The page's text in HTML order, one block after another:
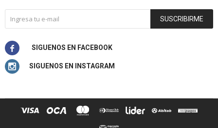
SUSCRIBIRME

